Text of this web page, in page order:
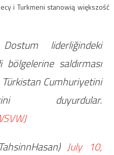
i Turkmeni stanowią większość
liderliğindeki
bölgelerine saldırması
Türkistan Cumhuriyetini
duyurdular.
July 10,